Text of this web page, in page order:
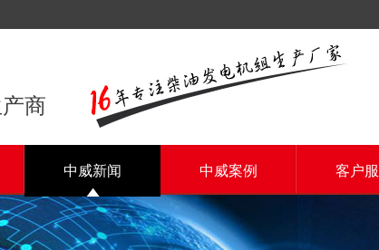
商
中威新闻 中威案例 客户